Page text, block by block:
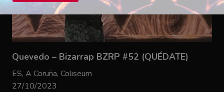
Quevedo – Bizarrap BZRP #52 (QUÉDATE)
ES, A Coruña, Coliseum
27/10/2023